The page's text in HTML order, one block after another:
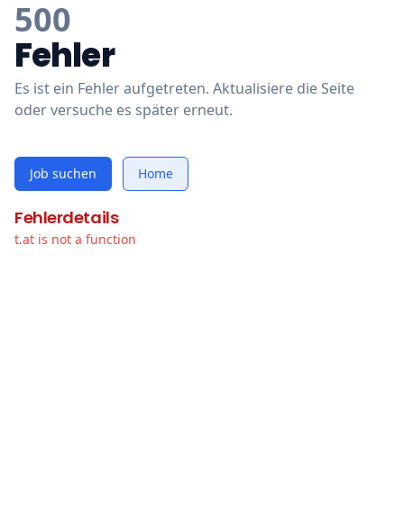
500
Fehler
Es ist ein Fehler aufgetreten. Aktualisiere die Seite
oder versuche es später erneut.
Job suchen Home
Fehlerdetails
t.at is not a function